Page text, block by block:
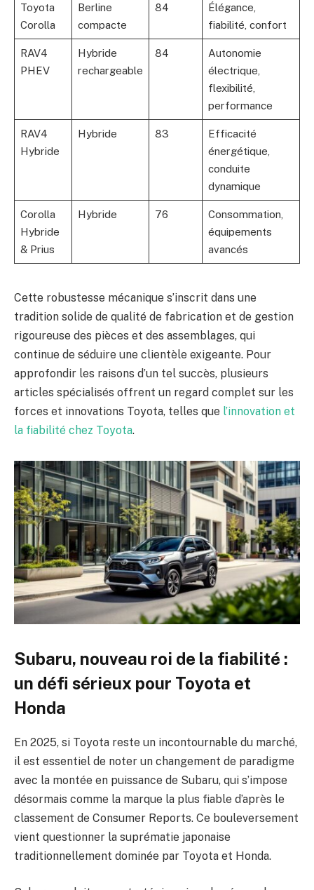
Toyota
Corolla
Berline
compacte
84
Élégance,
fiabilité, confort
RAV4
PHEV
Hybride
rechargeable
84
Autonomie
électrique,
flexibilité,
performance
RAV4
Hybride
Hybride 83
Efficacité
énergétique,
conduite
dynamique
Corolla
Hybride
& Prius
Hybride 76
Consommation,
équipements
avancés
Cette robustesse mécanique s’inscrit dans une
tradition solide de qualité de fabrication et de gestion
rigoureuse des pièces et des assemblages, qui
continue de séduire une clientèle exigeante. Pour
approfondir les raisons d’un tel succès, plusieurs
articles spécialisés offrent un regard complet sur les
forces et innovations Toyota, telles que l’innovation et
la fiabilité chez Toyota.
Subaru, nouveau roi de la fiabilité :
un défi sérieux pour Toyota et
Honda
En 2025, si Toyota reste un incontournable du marché,
il est essentiel de noter un changement de paradigme
avec la montée en puissance de Subaru, qui s’impose
désormais comme la marque la plus fiable d’après le
classement de Consumer Reports. Ce bouleversement
vient questionner la suprématie japonaise
traditionnellement dominée par Toyota et Honda.